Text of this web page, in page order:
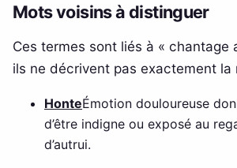
Mots voisins à distinguer
Ces termes sont liés à « chantage
ils ne décrivent pas exactement la
HonteÉmotion douloureuse
d’être indigne ou exposé au
d’autrui.